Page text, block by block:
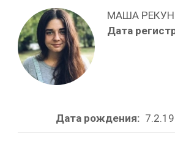
МАША
Дата
Дата рождения: